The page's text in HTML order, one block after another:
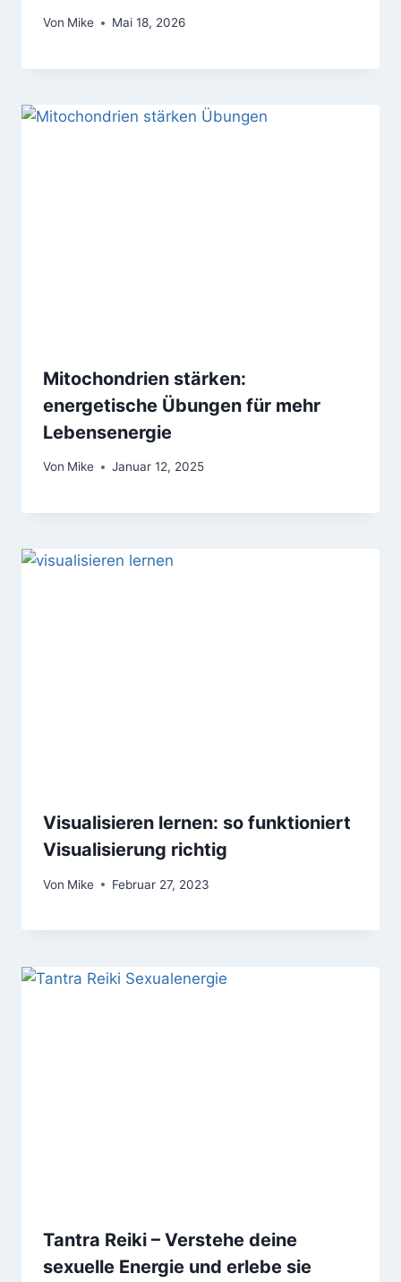
Von Mike Mai 18, 2026
Mitochondrien stärken:
energetische Übungen für mehr
Lebensenergie
Von Mike Januar 12, 2025
Visualisieren lernen: so funktioniert
Visualisierung richtig
Von Mike Februar 27, 2023
Tantra Reiki – Verstehe deine
sexuelle Energie und erlebe sie